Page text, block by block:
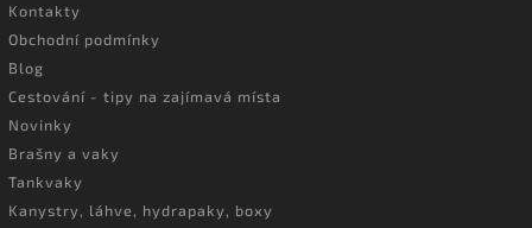
Kontakty
Obchodní podmínky
Blog
Cestování - tipy na zajímavá místa
Novinky
Brašny a vaky
Tankvaky
Kanystry, láhve, hydrapaky, boxy